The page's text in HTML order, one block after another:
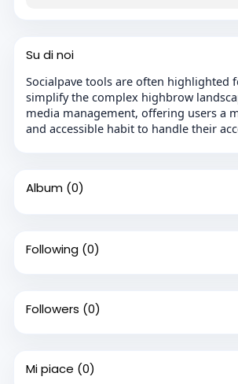
Su di noi
Socialpave tools are often highlighted
simplify the complex highbrow
media management, offering users a
and accessible habit to handle their
Album (0)
Following (0)
Followers (0)
Mi piace (0)